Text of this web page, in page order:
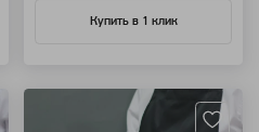
Купить в 1 клик